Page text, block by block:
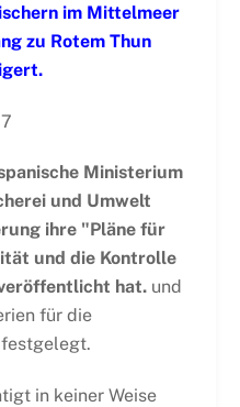
im Mittelmeer
zu Rotem Thun
Ministerium
und Umwelt
ihre "Pläne für
und die Kontrolle
hat.und
für die
in keiner Weise